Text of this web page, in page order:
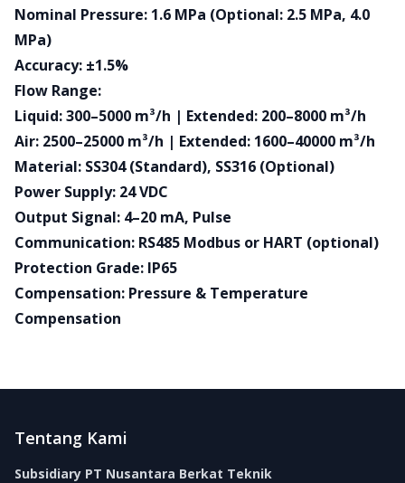
Nominal Pressure: 1.6 MPa (Optional: 2.5 MPa, 4.0
MPa)
Accuracy: ±1.5%
Flow Range:
Liquid: 300–5000 m³/h | Extended: 200–8000 m³/h
Air: 2500–25000 m³/h | Extended: 1600–40000 m³/h
Material: SS304 (Standard), SS316 (Optional)
Power Supply: 24 VDC
Output Signal: 4–20 mA, Pulse
Communication: RS485 Modbus or HART (optional)
Protection Grade: IP65
Compensation: Pressure & Temperature
Compensation
Tentang Kami
Subsidiary PT Nusantara Berkat Teknik